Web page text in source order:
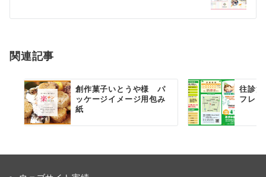
シ
ン
関連記事
創作菓子いとうや様 パ
ッケージイメージ用包み
紙
往診治
フレ